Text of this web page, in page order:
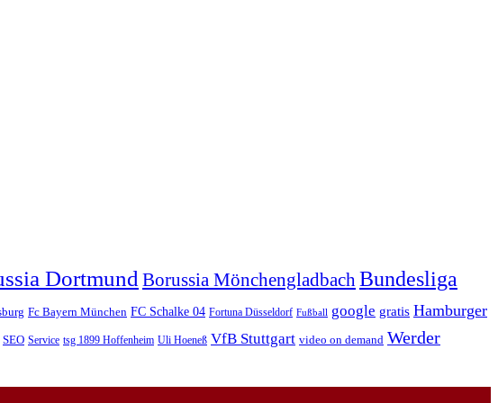
Dortmund Borussia MönchengladbachBundesliga
Fc Bayern München FC Schalke 04 Fortuna Düsseldorf Fußball google gratis Hamburger
SEO Service tsg 1899 Hoffenheim Uli Hoeneß VfB Stuttgart video on demand Werder